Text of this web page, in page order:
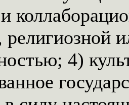
и
религиозной
4)